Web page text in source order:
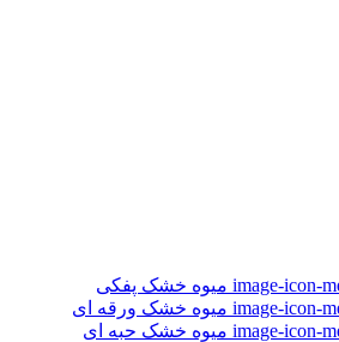
میوه خشک پفکی
میوه خشک ورقه ای
میوه خشک حبه ای